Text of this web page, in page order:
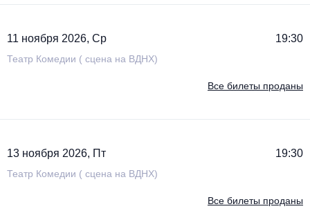
11 ноября 2026, Ср 19:30
Театр Комедии ( сцена на ВДНХ)
Все билеты проданы
13 ноября 2026, Пт 19:30
Театр Комедии ( сцена на ВДНХ)
Все билеты проданы